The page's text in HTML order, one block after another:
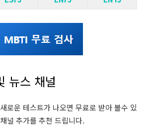
뉴스 채널
로운 테스트가 나오면 무료로 받아 볼수 있
널 추가를 추천 드립니다.